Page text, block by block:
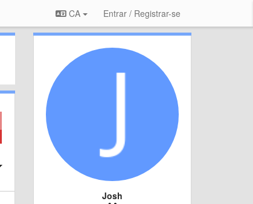
CA Entrar / Registrar-se
Josh